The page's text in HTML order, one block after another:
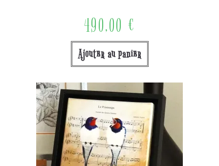
490,00 €
Ajouter au panier